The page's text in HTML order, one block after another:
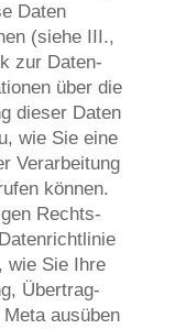
Daten
(sie­he III.,
zur Daten­
über die
die­ser Daten
wie Sie eine
Ver­ar­bei­tung
kön­nen.
Rechts­
wie Sie Ihre
Über­trag­
aus­üben